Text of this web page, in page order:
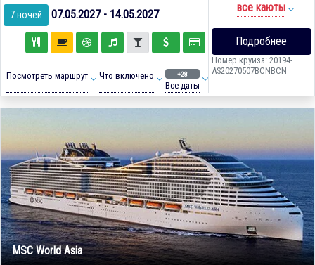
7 ночей 07.05.2027 - 14.05.2027
Посмотреть маршрут Что включено +28
Все даты
все каюты
Подробнее
Номер круиза: 20194-
AS20270507BCNBCN
MSC World Asia